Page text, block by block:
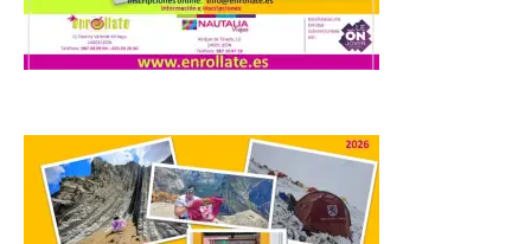
Extremadura cuenta con
uno de los cielos
de Europa, un recurso
natural que permite disfrutar de
actividades de astroturismo durante todo
el año. La Dirección General de Turismo
ha puesto en marcha diversas iniciativas
relacionadas […]